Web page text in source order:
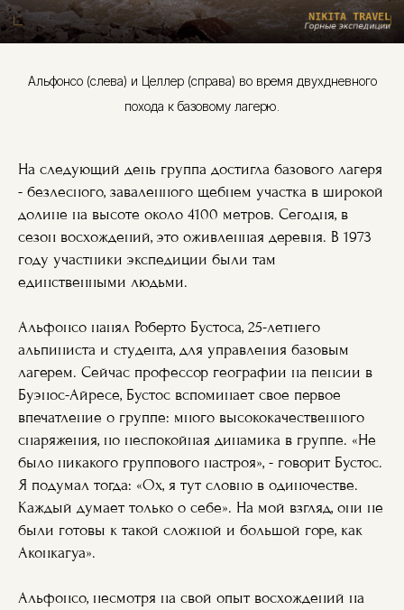
Альфонсо (слева) и Целлер (справа) во время двухдневного
похода к базовому лагерю.
На следующий день группа достигла базового лагеря
- безлесного, заваленного щебнем участка в широкой
долине на высоте около 4100 метров. Сегодня, в
сезон восхождений, это оживленная деревня. В 1973
году участники экспедиции были там
единственными людьми.
Альфонсо нанял Роберто Бустоса, 25-летнего
альпиниста и студента, для управления базовым
лагерем. Сейчас профессор географии на пенсии в
Буэнос-Айресе, Бустос вспоминает свое первое
впечатление о группе: много высококачественного
снаряжения, но неспокойная динамика в группе. «Не
было никакого группового настроя», - говорит Бустос.
Я подумал тогда: «Ох, я тут словно в одиночестве.
Каждый думает только о себе». На мой взгляд, они не
были готовы к такой сложной и большой горе, как
Аконкагуа».
Альфонсо, несмотря на свой опыт восхождений на